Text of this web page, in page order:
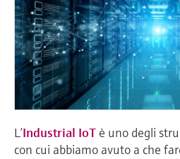
L’Industrial IoT è uno degli
con cui abbiamo avuto a che